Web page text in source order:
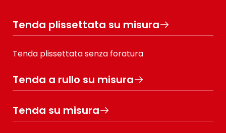
Tenda plissettata su misura
Tenda plissettata senza foratura
Tenda a rullo su misura
Tenda su misura